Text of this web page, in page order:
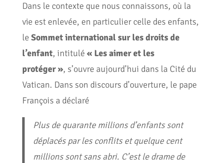
Dans le contexte que nous connaissons, où la
vie est enlevée, en particulier celle des enfants,
le Sommet international sur les droits de
l’enfant, intitulé « Les aimer et les
protéger », s’ouvre aujourd’hui dans la Cité du
Vatican. Dans son discours d’ouverture, le pape
François a déclaré
Plus de quarante millions d’enfants sont
déplacés par les conflits et quelque cent
millions sont sans abri. C’est le drame de